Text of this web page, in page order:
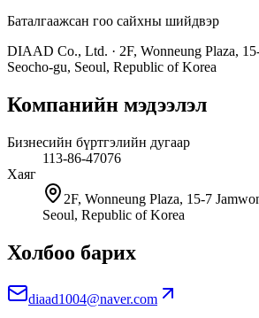
Баталгаажсан гоо сайхны шийдвэр
DIAAD Co., Ltd. · 2F, Wonneung Plaza,
Seocho-gu, Seoul, Republic of Korea
Компанийн мэдээлэл
Бизнесийн бүртгэлийн дугаар
113-86-47076
Хаяг
2F, Wonneung Plaza, 15-7
Seoul, Republic of Korea
Холбоо барих
diaad1004@naver.com